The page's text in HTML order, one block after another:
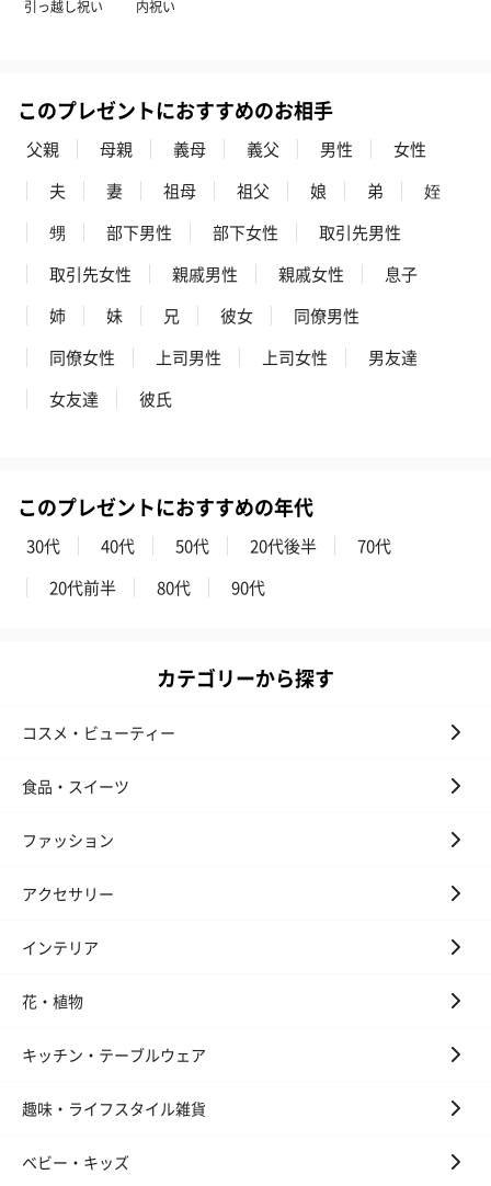
キャンドル・お香
キャンドル・お香を同梱してお届けいたします。
フラッグカプセル：イ
ンセンススティック
（END）（880円）
フラッグカプセル：イ
ンセンススティック
（GRAPE
お酒
お酒を同梱してお届けいたします。
※20歳未満の方への酒類の販売はいたしません。
ディット（712円）
ブラック１２
おつまみ・その他
す。
いぶりがっことチーズ
しょっつるナ
引っ越し祝い 内祝い
このプレゼントにおすすめのお相手
父親 母親 義母 義父 男性
女性
夫
妻 祖母 祖父 娘 弟
姪
甥
部下男性 部下女性
取引先男性
取引先女性
親戚男性 親戚女性
息子
姉
妹 兄 彼女
同僚男性
同僚女性
上司男性 上司女性
男友達
女友達
彼氏
このプレゼントにおすすめの年代
30代 40代 50代 20代後半
70代
20代前半
80代 90代
カテゴリーから探す
コスメ・ビューティー
食品・スイーツ
ファッション
アクセサリー
インテリア
花・植物
キッチン・テーブルウェア
趣味・ライフスタイル雑貨
ベビー・キッズ